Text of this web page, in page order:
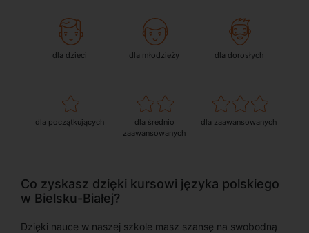
dla dzieci dla młodzieży dla dorosłych
dla początkujących
dla średnio
zaawansowanych
dla zaawansowanych
Co zyskasz dzięki kursowi języka polskiego
w Bielsku-Białej?
Dzięki nauce w naszej szkole masz szansę na swobodną